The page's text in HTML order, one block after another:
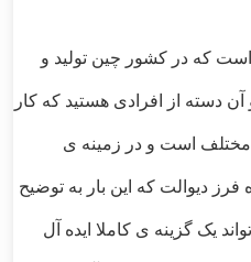
است که در کشور چین تولید و
دسته از افرادی هستید که کار
است و در زمینه ی
دیوالت که این بار به توضیح
یک گزینه ی کاملا ایده آل